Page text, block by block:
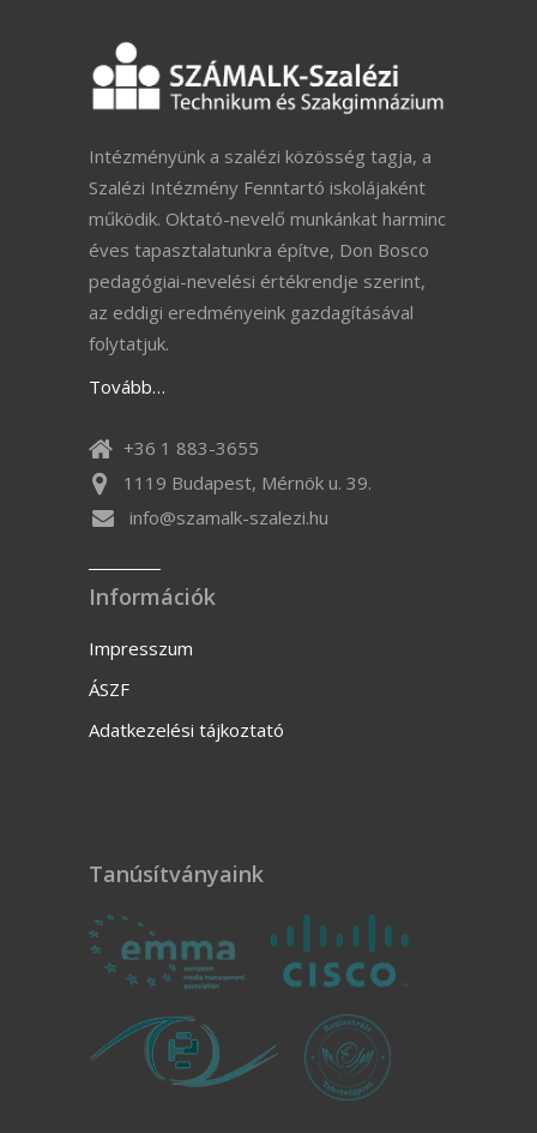
Intézményünk a szalézi közösség tagja, a
Szalézi Intézmény Fenntartó iskolájaként
működik. Oktató-nevelő munkánkat harminc
éves tapasztalatunkra építve, Don Bosco
pedagógiai-nevelési értékrendje szerint,
az eddigi eredményeink gazdagításával
folytatjuk.
Tovább…
+36 1 883-3655
1119 Budapest, Mérnök u. 39.
info@szamalk-szalezi.hu
Információk
Impresszum
ÁSZF
Adatkezelési tájkoztató
Tanúsítványaink